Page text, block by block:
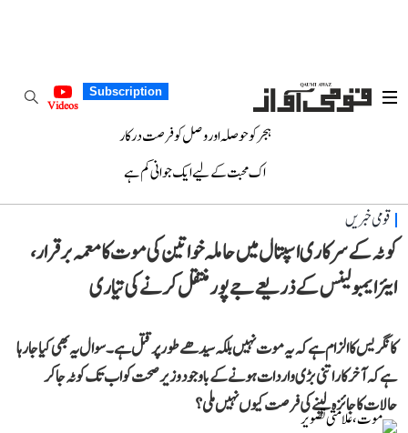
Subscription
Videos
ہجر کو حوصلہ اور وصل کو فرصت درکار
اک محبت کے لیے ایک جوانی کم ہے
قومی خبریں
کوٹہ کے سرکاری اسپتال میں حاملہ خواتین کی موت کا معمہ برقرار،
ایئر ایمبولینس کے ذریعے جے پور منتقل کرنے کی تیاری
کانگریس کا الزام ہے کہ یہ موت نہیں بلکہ سیدھے طور پر قتل ہے۔ سوال یہ بھی کیا جارہا
ہے کہ آخر کار اتنی بڑی واردات ہونے کے باوجود وزیر صحت کو اب تک کوٹہ جاکر
حالات کا جائزہ لینے کی فرصت کیوں نہیں ملی؟